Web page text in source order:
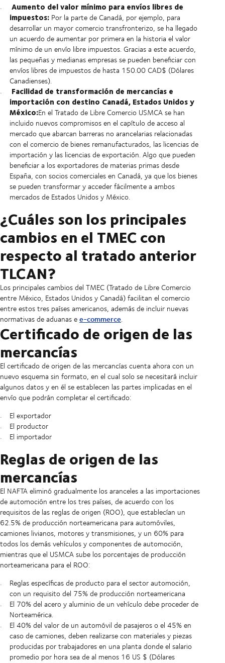
Aumento del valor mínimo para envíos libres de
impuestos:Por la parte de Canadá, por ejemplo, para
desarrollar un mayor comercio transfronterizo, se ha llegado
un acuerdo de aumentar por primera en la historia el valor
mínimo de un envío libre impuestos. Gracias a este acuerdo,
las pequeñas y medianas empresas se pueden beneficiar con
envíos libres de impuestos de hasta 150.00 CAD$ (Dólares
Canadienses).
Facilidad de transformación de mercancías e
importación con destino Canadá, Estados Unidos y
México:En el Tratado de Libre Comercio USMCA se han
incluido nuevos compromisos en el capítulo de acceso al
mercado que abarcan barreras no arancelarias relacionadas
con el comercio de bienes remanufacturados, las licencias de
importación y las licencias de exportación. Algo que pueden
beneficiar a los exportadores de materias primas desde
España, con socios comerciales en Canadá, ya que los bienes
se pueden transformar y acceder fácilmente a ambos
mercados de Estados Unidos y México.
¿Cuáles son los principales
cambios en el TMEC con
respecto al tratado anterior
TLCAN?
Los principales cambios del TMEC (Tratado de Libre Comercio
entre México, Estados Unidos y Canadá) facilitan el comercio
entre estos tres países americanos, además de incluir nuevas
normativas de aduanas ee-commerce.
Certificado de origen de las
mercancías
El certificado de origen de las mercancías cuenta ahora con un
nuevo esquema sin formato, en el cual solo se necesitará incluir
algunos datos y en él se establecen las partes implicadas en el
envío que podrán completar el certificado:
El exportador
El productor
El importador
Reglas de origen de las
mercancías
El NAFTA eliminó gradualmente los aranceles a las importaciones
de automoción entre los tres países, de acuerdo con los
requisitos de las reglas de origen (ROO), que establecían un
62.5% de producción norteamericana para automóviles,
camiones livianos, motores y transmisiones, y un 60% para
todos los demás vehículos y componentes de automoción,
mientras que el USMCA sube los porcentajes de producción
norteamericana para el ROO:
Reglas específicas de producto para el sector automoción,
con un requisito del 75% de producción norteamericana
El 70% del acero y aluminio de un vehículo debe proceder de
Norteamérica.
El 40% del valor de un automóvil de pasajeros o el 45% en
caso de camiones, deben realizarse con materiales y piezas
producidas por trabajadores en una planta donde el salario
promedio por hora sea de al menos 16 US $ (Dólares